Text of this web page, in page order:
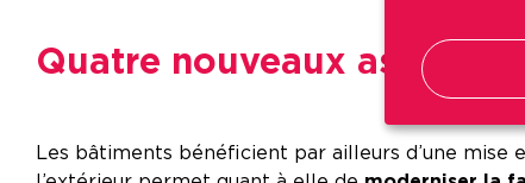
Quatre nouveaux
Les bâtiments bénéficient par ailleurs d’une mise